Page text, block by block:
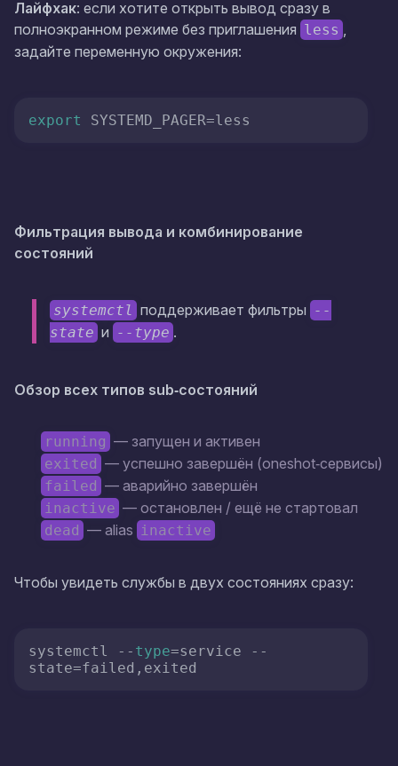
Лайфхак: если хотите открыть вывод сразу в
полноэкранном режиме без приглашения less ,
задайте переменную окружения:
export SYSTEMD_PAGER=less
Фильтрация вывода и комбинирование
состояний
systemctl поддерживает фильтры --
state и --type .
Обзор всех типов sub‑состояний
running — запущен и активен
exited — успешно завершён (oneshot‑сервисы)
failed — аварийно завершён
inactive — остановлен / ещё не стартовал
dead — alias inactive
Чтобы увидеть службы в двух состояниях сразу:
systemctl -- type=service --